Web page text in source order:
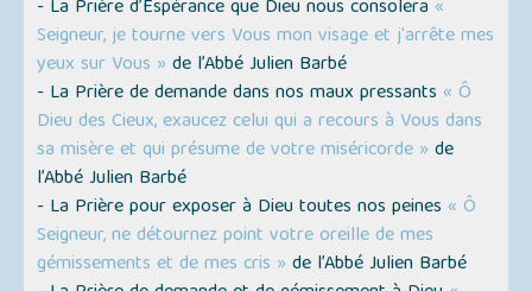
- La Prière d’Espérance que Dieu nous consolera «
Seigneur, je tourne vers Vous mon visage et j'arrête mes
yeux sur Vous » de l’Abbé Julien Barbé
- La Prière de demande dans nos maux pressants « Ô
Dieu des Cieux, exaucez celui qui a recours à Vous dans
sa misère et qui présume de votre miséricorde » de
l’Abbé Julien Barbé
- La Prière pour exposer à Dieu toutes nos peines « Ô
Seigneur, ne détournez point votre oreille de mes
gémissements et de mes cris » de l’Abbé Julien Barbé